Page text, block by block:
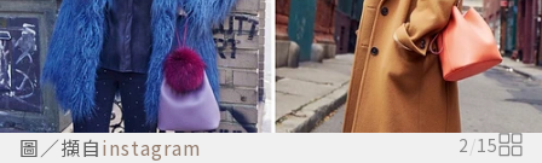
圖／擷自instagram 2/15